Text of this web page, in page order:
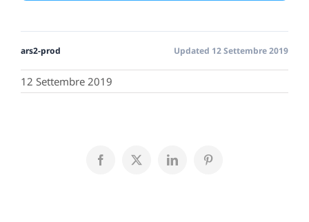
ars2-prod Updated 12 Settembre 2019
12 Settembre 2019
Facebook
X LinkedInPinterest